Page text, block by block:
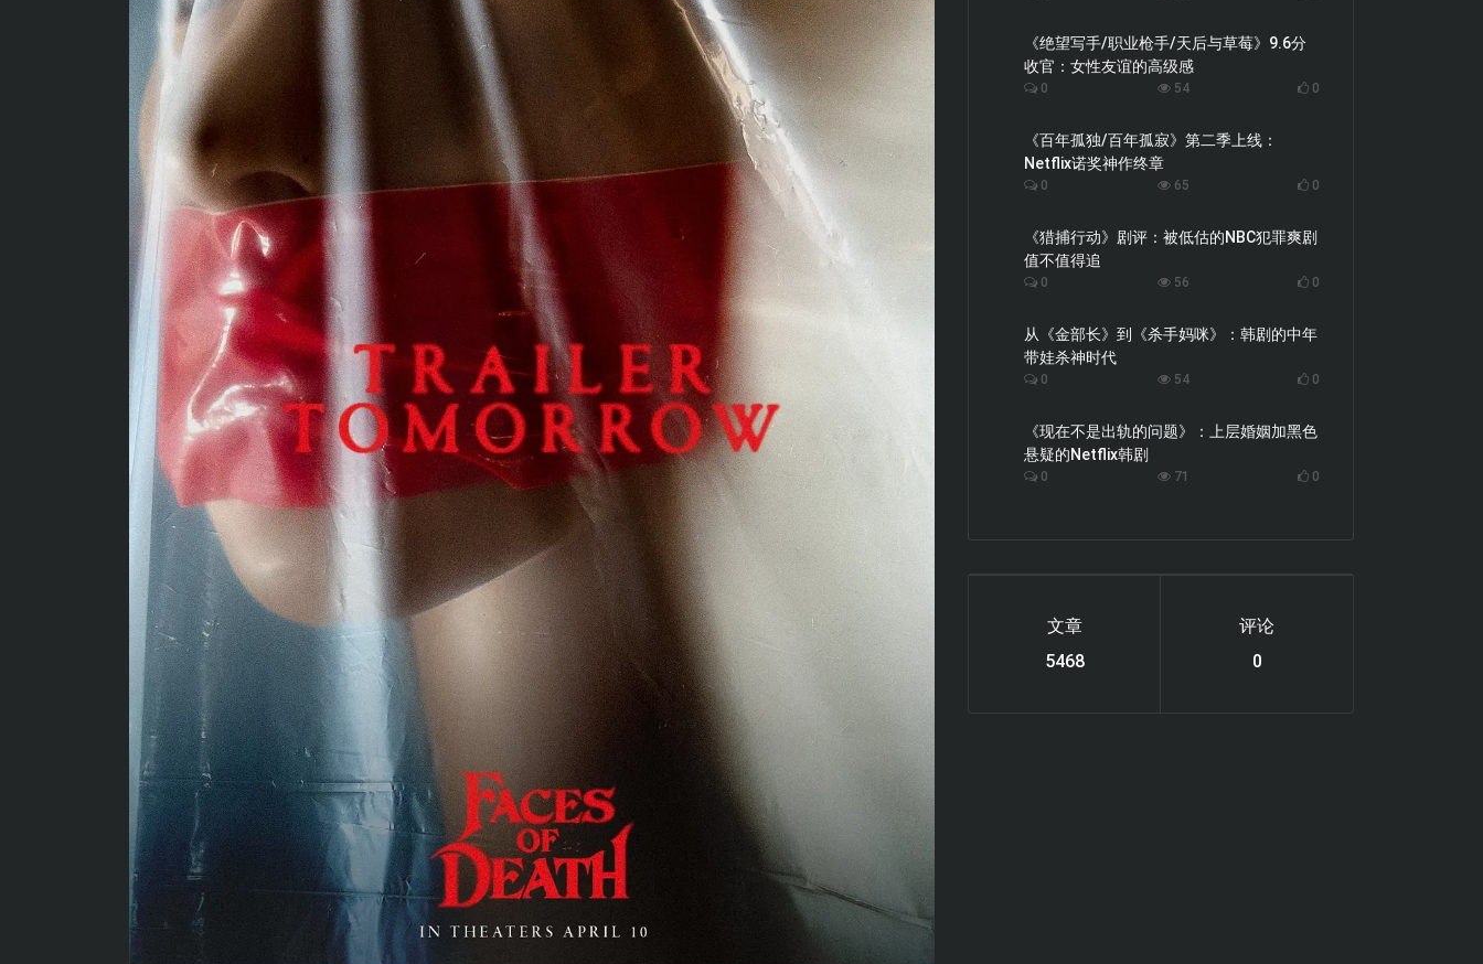
《绝望写手/职业枪手/天后与草莓》9.6分
收官：女性友谊的高级感
0 54 0
《百年孤独/百年孤寂》第二季上线：
Netflix诺奖神作终章
0 65 0
《猎捕行动》剧评：被低估的NBC犯罪爽剧
值不值得追
0 56 0
从《金部长》到《杀手妈咪》：韩剧的中年
带娃杀神时代
0 54 0
《现在不是出轨的问题》：上层婚姻加黑色
悬疑的Netflix韩剧
0 71 0
文章
6122
评论
0